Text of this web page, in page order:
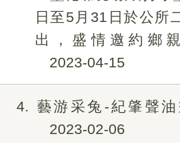
日至5月31日於公所
出，盛情邀約鄉
2023-04-15
4
藝游采兔-紀肇聲
2023-02-06